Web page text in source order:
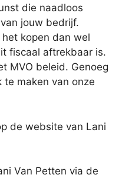
die naadloos
jouw bedrijf.
kopen dan wel
fiscaal aftrekbaar is.
MVO beleid. Genoeg
te maken van onze
de website van Lani
Van Petten via de